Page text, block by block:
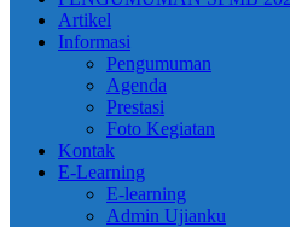
Artikel
Informasi
Pengumuman
Agenda
Prestasi
Foto Kegiatan
Kontak
E-Learning
E-learning
Admin Ujianku